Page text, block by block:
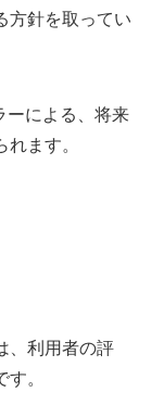
方針を取ってい
ーによる、将来
ます。
、利用者の評
。